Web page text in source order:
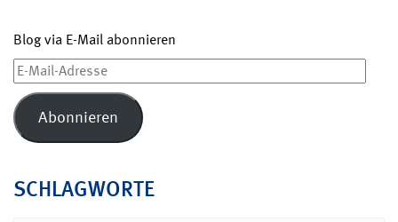
Blog via E-Mail abonnieren
E-
Mail-
Adresse
Abonnieren
SCHLAGWORTE